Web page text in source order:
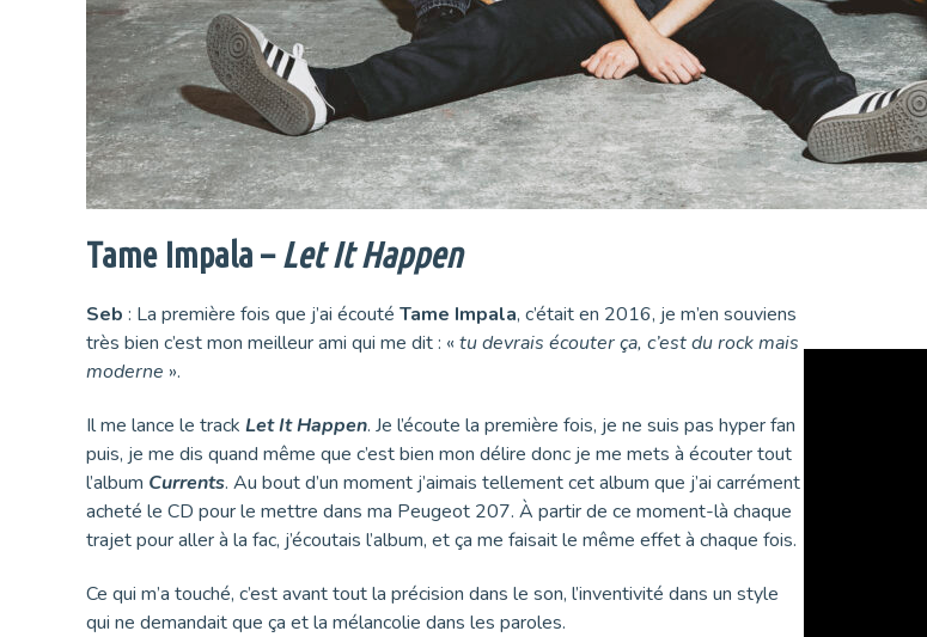
Tame Impala –Let It Happen
Seb : La première fois que j’ai écouté Tame Impala, c’était en 2016, je m’en souviens
très bien c’est mon meilleur ami qui me dit : « tu devrais écouter ça, c’est du rock mais
moderne ».
Il me lance le track Let It Happen. Je l’écoute la première fois, je ne suis pas hyper fan
puis, je me dis quand même que c’est bien mon délire donc je me mets à écouter tout
l’album Currents. Au bout d’un moment j’aimais tellement cet album que j’ai carrément
acheté le CD pour le mettre dans ma Peugeot 207. À partir de ce moment-là chaque
trajet pour aller à la fac, j’écoutais l’album, et ça me faisait le même effet à chaque fois.
Ce qui m’a touché, c’est avant tout la précision dans le son, l’inventivité dans un style
qui ne demandait que ça et la mélancolie dans les paroles.